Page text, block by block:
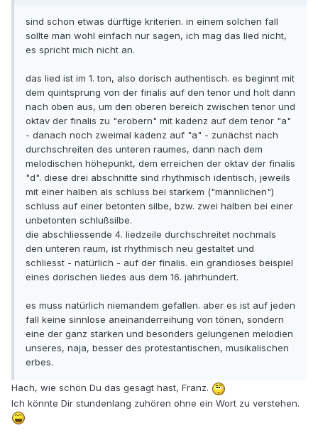
sind schon etwas dürftige kriterien. in einem solchen fall
sollte man wohl einfach nur sagen, ich mag das lied nicht,
es spricht mich nicht an.
das lied ist im 1. ton, also dorisch authentisch. es beginnt mit
dem quintsprung von der finalis auf den tenor und holt dann
nach oben aus, um den oberen bereich zwischen tenor und
oktav der finalis zu "erobern" mit kadenz auf dem tenor "a"
- danach noch zweimal kadenz auf "a" - zunächst nach
durchschreiten des unteren raumes, dann nach dem
melodischen höhepunkt, dem erreichen der oktav der finalis
"d". diese drei abschnitte sind rhythmisch identisch, jeweils
mit einer halben als schluss bei starkem ("männlichen")
schluss auf einer betonten silbe, bzw. zwei halben bei einer
unbetonten schlußsilbe.
die abschliessende 4. liedzeile durchschreitet nochmals
den unteren raum, ist rhythmisch neu gestaltet und
schliesst - natürlich - auf der finalis. ein grandioses beispiel
eines dorischen liedes aus dem 16. jahrhundert.
es muss natürlich niemandem gefallen. aber es ist auf jeden
fall keine sinnlose aneinanderreihung von tönen, sondern
eine der ganz starken und besonders gelungenen melodien
unseres, naja, besser des protestantischen, musikalischen
erbes.
Hach, wie schön Du das gesagt hast, Franz.
Ich könnte Dir stundenlang zuhören ohne ein Wort zu verstehen.